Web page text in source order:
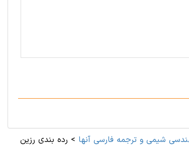
شیمی و ترجمه فارسی آنها > رده بندی رزین